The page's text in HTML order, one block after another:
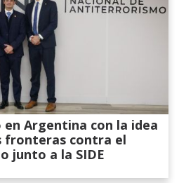
en Argentina con la idea
fronteras contra el
junto a la SIDE